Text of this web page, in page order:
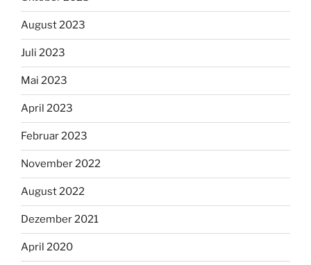
August 2023
Juli 2023
Mai 2023
April 2023
Februar 2023
November 2022
August 2022
Dezember 2021
April 2020